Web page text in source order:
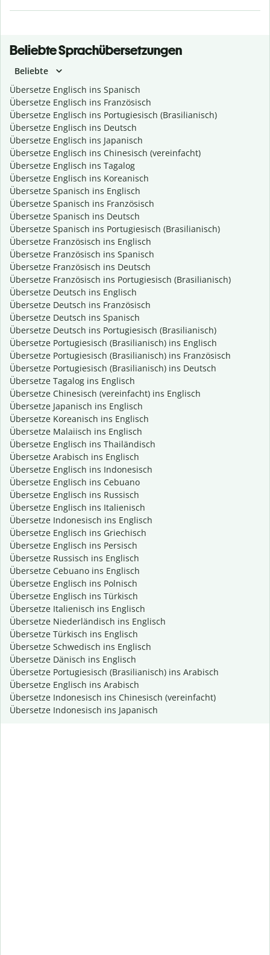
Beliebte Sprachübersetzungen
Beliebte
Übersetze Englisch ins Spanisch
Übersetze Englisch ins Französisch
Übersetze Englisch ins Portugiesisch (Brasilianisch)
Übersetze Englisch ins Deutsch
Übersetze Englisch ins Japanisch
Übersetze Englisch ins Chinesisch (vereinfacht)
Übersetze Englisch ins Tagalog
Übersetze Englisch ins Koreanisch
Übersetze Spanisch ins Englisch
Übersetze Spanisch ins Französisch
Übersetze Spanisch ins Deutsch
Übersetze Spanisch ins Portugiesisch (Brasilianisch)
Übersetze Französisch ins Englisch
Übersetze Französisch ins Spanisch
Übersetze Französisch ins Deutsch
Übersetze Französisch ins Portugiesisch (Brasilianisch)
Übersetze Deutsch ins Englisch
Übersetze Deutsch ins Französisch
Übersetze Deutsch ins Spanisch
Übersetze Deutsch ins Portugiesisch (Brasilianisch)
Übersetze Portugiesisch (Brasilianisch) ins Englisch
Übersetze Portugiesisch (Brasilianisch) ins Französisch
Übersetze Portugiesisch (Brasilianisch) ins Deutsch
Übersetze Tagalog ins Englisch
Übersetze Chinesisch (vereinfacht) ins Englisch
Übersetze Japanisch ins Englisch
Übersetze Koreanisch ins Englisch
Übersetze Malaiisch ins Englisch
Übersetze Englisch ins Thailändisch
Übersetze Arabisch ins Englisch
Übersetze Englisch ins Indonesisch
Übersetze Englisch ins Cebuano
Übersetze Englisch ins Russisch
Übersetze Englisch ins Italienisch
Übersetze Indonesisch ins Englisch
Übersetze Englisch ins Griechisch
Übersetze Englisch ins Persisch
Übersetze Russisch ins Englisch
Übersetze Cebuano ins Englisch
Übersetze Englisch ins Polnisch
Übersetze Englisch ins Türkisch
Übersetze Italienisch ins Englisch
Übersetze Niederländisch ins Englisch
Übersetze Türkisch ins Englisch
Übersetze Schwedisch ins Englisch
Übersetze Dänisch ins Englisch
Übersetze Portugiesisch (Brasilianisch) ins Arabisch
Übersetze Englisch ins Arabisch
Übersetze Indonesisch ins Chinesisch (vereinfacht)
Übersetze Indonesisch ins Japanisch